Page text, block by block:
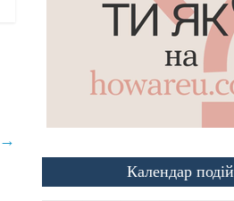
→
Календар подій